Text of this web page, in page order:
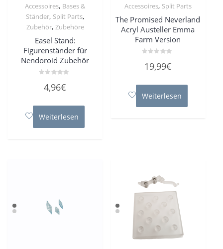
Accessoires, Bases &
Ständer, Split Parts,
Zubehör, Zubehöre
Easel Stand:
Figurenständer für
Nendoroid Zubehör
mit
5
4,96€
Weiterlesen
Accessoires, Split Parts
The Promised Neverland
Acryl Austeller Emma
Farm Version
mit
5
19,99€
Weiterlesen